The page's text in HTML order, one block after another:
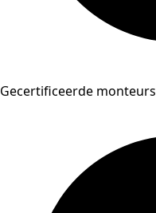
Gecertificeerde monteurs